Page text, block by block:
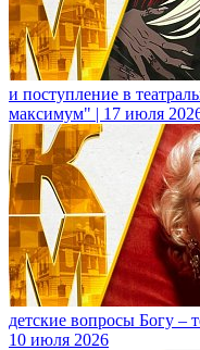
и поступление в
максимум" | 17 июля
детские вопросы Богу –
10 июля 2026